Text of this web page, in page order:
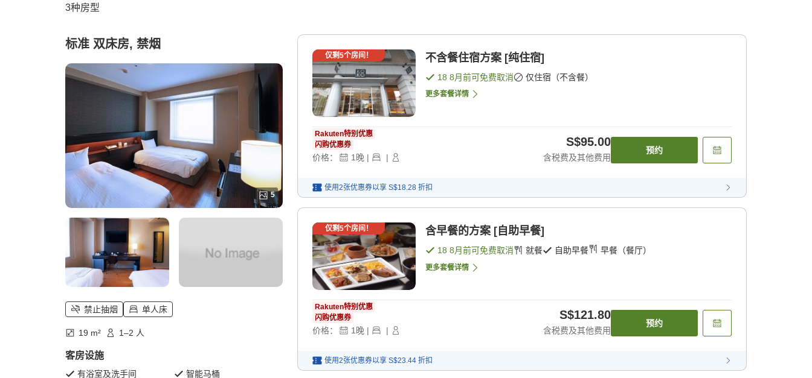
3种房型
标准 双床房, 禁烟
5
禁止抽烟 单人床
19 m² 1–2 人
客房设施
有浴室及洗手间
智能马桶
仅剩5个房间！ 不含餐住宿方案 [纯住宿]
18 8月前可免费取消 仅住宿（不含餐）
更多套餐详情
Rakuten特别优惠
闪购优惠券
价格： 1晚 | |
S$95.00
含税费及其他费用
预约
使用2张优惠券以享 S$18.28 折扣
仅剩5个房间！ 含早餐的方案 [自助早餐]
18 8月前可免费取消 就餐 自助早餐 早餐（餐厅）
更多套餐详情
Rakuten特别优惠
闪购优惠券
价格： 1晚 | |
S$121.80
含税费及其他费用
预约
使用2张优惠券以享 S$23.44 折扣